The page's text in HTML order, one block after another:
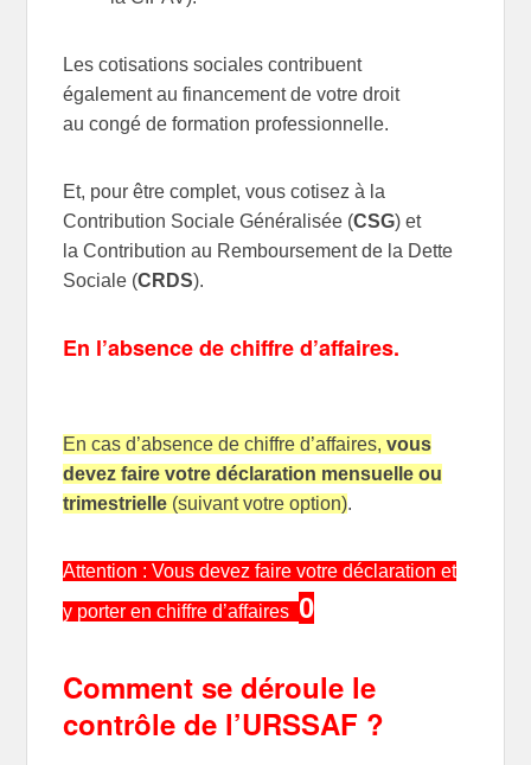
Les cotisations sociales contribuent
égalementau financement de votre droit
aucongé de formation professionnelle.
Et, pour être complet, vous cotisez à la
Contribution Sociale Généralisée (CSG) et
la Contribution au Remboursement de la Dette
Sociale (CRDS).
En l’absence de chiffre d’affaires.
En cas d’absence de chiffre d’affaires, vous
devez faire votre déclaration mensuelle ou
trimestrielle (suivant votre option).
Attention : Vous devez faire votre déclaration et
y porter en chiffre d’affaires 0
Comment se déroule le
contrôle de l’URSSAF ?